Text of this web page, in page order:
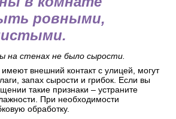
ровными,
на стенах не было сырости.
внешний контакт с улицей, могут
запах сырости и грибок. Если вы
такие признаки – устраните
При необходимости
обработку.